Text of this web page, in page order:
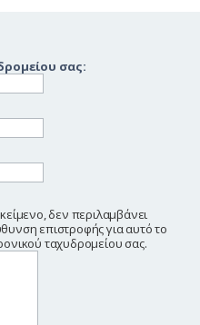
σας:
δεν περιλαμβάνει
επιστροφής για αυτό το
ταχυδρομείου σας.